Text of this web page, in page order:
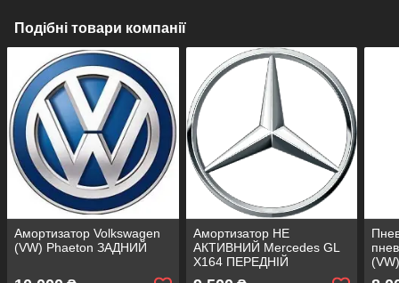
Подібні товари компанії
Амортизатор Volkswagen
(VW) Phaeton ЗАДНИЙ
Амортизатор НЕ
АКТИВНИЙ Mercedes GL
X164 ПЕРЕДНІЙ